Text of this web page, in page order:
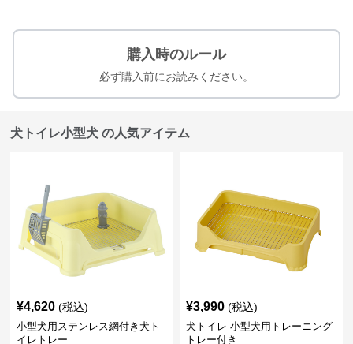
購入時のルール
必ず購入前にお読みください。
犬トイレ小型犬 の人気アイテム
¥4,620 (税込)
小型犬用ステンレス網付き犬ト
イレトレー
¥3,990 (税込)
犬トイレ 小型犬用トレーニング
トレー付き